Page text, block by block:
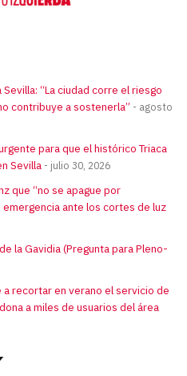
“La ciudad corre el riesgo
contribuye a sostenerla”
agosto
para que el histórico Triaca
Sevilla
julio 30, 2026
que “no se apague por
ante los cortes de luz
la Gavidia (Pregunta para Pleno-
a recortar en verano el servicio de
a miles de usuarios del área